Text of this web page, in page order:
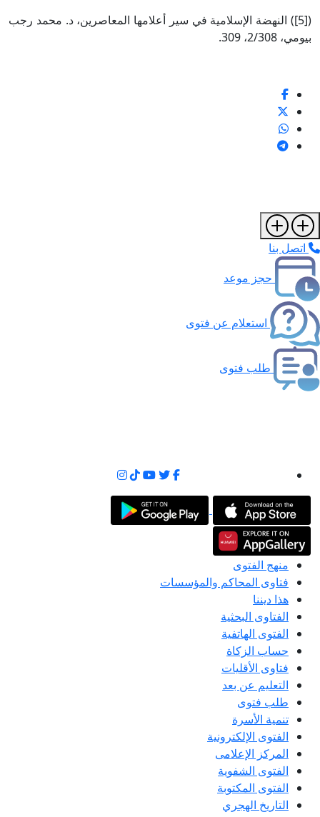
([5]) النهضة الإسلامية في سير أعلامها المعاصرين، د. محمد رجب
بيومي، 2/308، 309.
اتصل بنا
حجز موعد
استعلام عن فتوى
طلب فتوى
منهج الفتوى
فتاوى المحاكم والمؤسسات
هذا ديننا
الفتاوى البحثية
الفتوى الهاتفية
حساب الزكاة
فتاوى الأقليات
التعليم عن بعد
طلب فتوى
تنمية الأسرة
الفتوى الإلكترونية
المركز الإعلامى
الفتوى الشفوية
الفتوى المكتوبة
التاريخ الهجري